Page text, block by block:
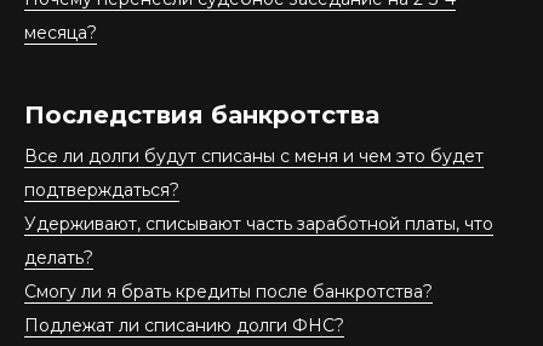
месяца?
Последствия банкротства
Все ли долги будут списаны с меня и чем это будет
подтверждаться?
Удерживают, списывают часть заработной платы, что
делать?
Смогу ли я брать кредиты после банкротства?
Подлежат ли списанию долги ФНС?